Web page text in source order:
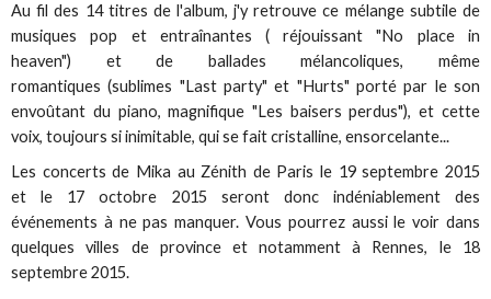
Au fil des 14 titres de l'album, j'y retrouve ce mélange subtile de
musiques pop et entraînantes ( réjouissant "No place in
heaven") et de ballades mélancoliques, même
romantiques (sublimes "Last party" et "Hurts" porté par le son
envoûtant du piano, magnifique "Les baisers perdus"), et cette
voix, toujours si inimitable, qui se fait cristalline, ensorcelante...
Les concerts de Mika au Zénith de Paris le 19 septembre 2015
et le 17 octobre 2015 seront donc indéniablement des
événements à ne pas manquer. Vous pourrez aussi le voir dans
quelques villes de province et notamment à Rennes, le 18
septembre 2015.